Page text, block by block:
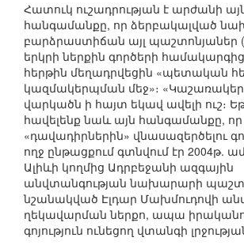
Հատուկ ուշադրության է արժանի
հանգամանքը, որ ձերբակալված
բարձրաստիճան այլ պաշտոնյաներ
երկրի ներքին գործերի
հերթին մեղադրվեցին «պետական
կազմակերպման մեջ»։
վարկածն ի հայտ եկավ ավելի ուշ։
հավելենք նաև այն հանգամանքը, որ
«դավադիրներին» վնասազերծելու
ողջ ընթացքում գտնվում էր 2004թ.
Ալիևի կողմից Ադրբեջանի ազգային
անվտանգության նախարարի
նշանակված Էլդար Մախմուդովի
ղեկավարման ներքո, ապա
գոյություն ունեցող վտանգի